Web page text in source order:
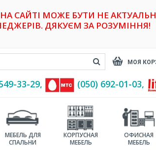
САЙТІ МОЖЕ БУТИ НЕ
ДЯКУЄМ ЗА РОЗУМІННЯ!
МОЯ
33-29, (‎050) 692-01-03,
МЕБЕЛЬ ДЛЯ
СПАЛЬНИ
КОРПУСНАЯ
МЕБЕЛЬ
ОФИСНАЯ
МЕБЕЛЬ